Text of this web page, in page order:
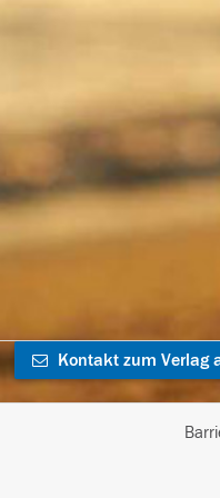
Kontakt zum Verlag